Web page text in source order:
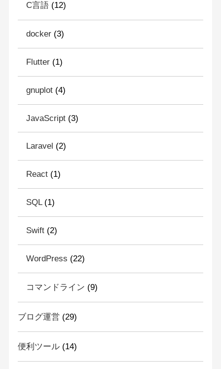
C言語(12)
docker(3)
Flutter(1)
gnuplot(4)
JavaScript(3)
Laravel (2)
React(1)
SQL(1)
Swift(2)
WordPress (22)
コマンドライン (9)
ブログ運営 (29)
便利ツール(14)